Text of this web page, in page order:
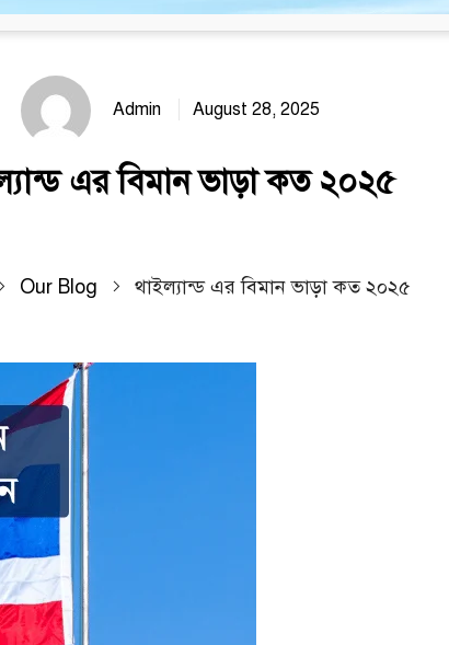
Admin August 28, 2025
এর বিমান ভাড়া কত ২০২৫
Our Blog থাইল্যান্ড এর বিমান ভাড়া কত ২০২৫